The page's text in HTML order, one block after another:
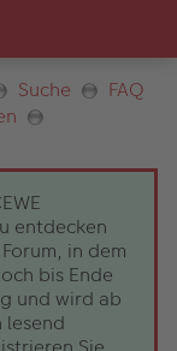
Suche
FAQ
entdecken
in dem
bis Ende
und wird ab
lesend